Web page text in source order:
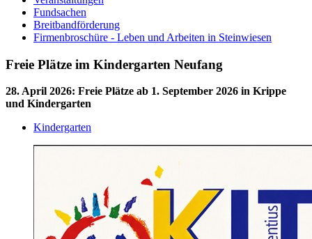
Fundsachen
Breitbandförderung
Firmenbroschüre - Leben und Arbeiten in Steinwiesen
Freie Plätze im Kindergarten Neufang
28. April 2026: Freie Plätze ab 1. September 2026 in Krippe
und Kindergarten
Kindergarten